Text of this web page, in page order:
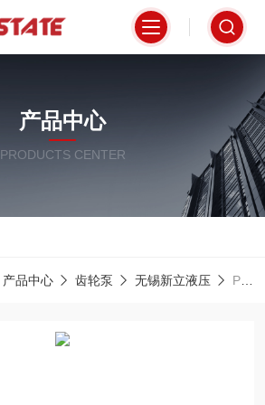
产品中心
PRODUCTS CENTER
产品中心 齿轮泵 无锡新立液压 PV2R12-6-26-F-REAA-42无锡新立液压齿轮泵